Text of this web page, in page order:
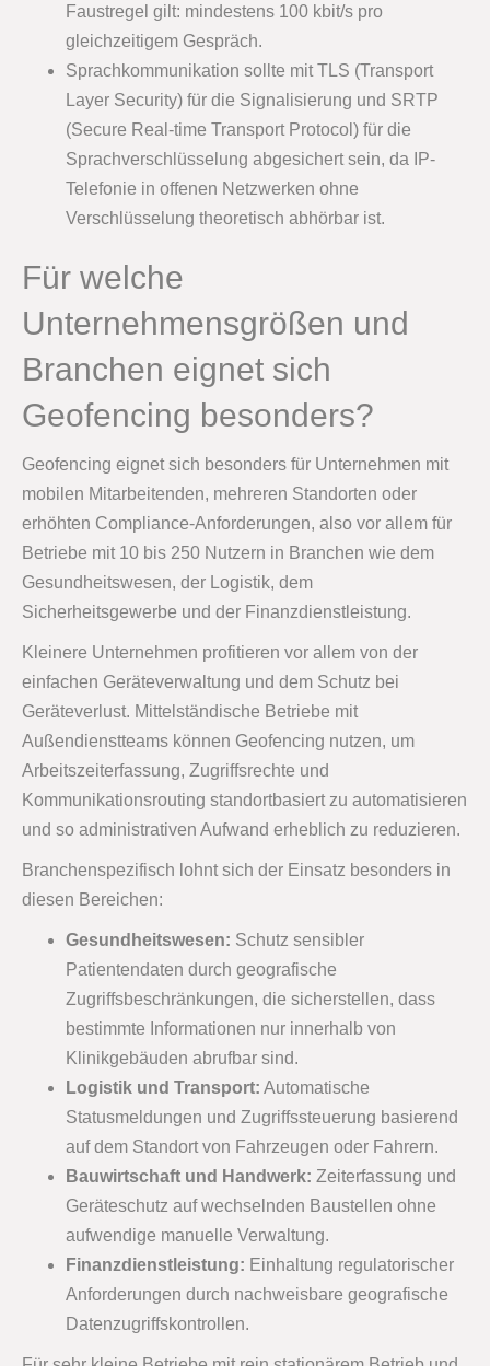
Faustregel gilt: mindestens 100 kbit/s pro
gleichzeitigem Gespräch.
Sprachkommunikation sollte mit TLS (Transport
Layer Security) für die Signalisierung und SRTP
(Secure Real-time Transport Protocol) für die
Sprachverschlüsselung abgesichert sein, da IP-
Telefonie in offenen Netzwerken ohne
Verschlüsselung theoretisch abhörbar ist.
Für welche
Unternehmensgrößen und
Branchen eignet sich
Geofencing besonders?
Geofencing eignet sich besonders für Unternehmen mit
mobilen Mitarbeitenden, mehreren Standorten oder
erhöhten Compliance-Anforderungen, also vor allem für
Betriebe mit 10 bis 250 Nutzern in Branchen wie dem
Gesundheitswesen, der Logistik, dem
Sicherheitsgewerbe und der Finanzdienstleistung.
Kleinere Unternehmen profitieren vor allem von der
einfachen Geräteverwaltung und dem Schutz bei
Geräteverlust. Mittelständische Betriebe mit
Außendienstteams können Geofencing nutzen, um
Arbeitszeiterfassung, Zugriffsrechte und
Kommunikationsrouting standortbasiert zu automatisieren
und so administrativen Aufwand erheblich zu reduzieren.
Branchenspezifisch lohnt sich der Einsatz besonders in
diesen Bereichen:
Gesundheitswesen: Schutz sensibler
Patientendaten durch geografische
Zugriffsbeschränkungen, die sicherstellen, dass
bestimmte Informationen nur innerhalb von
Klinikgebäuden abrufbar sind.
Logistik und Transport: Automatische
Statusmeldungen und Zugriffssteuerung basierend
auf dem Standort von Fahrzeugen oder Fahrern.
Bauwirtschaft und Handwerk: Zeiterfassung und
Geräteschutz auf wechselnden Baustellen ohne
aufwendige manuelle Verwaltung.
Finanzdienstleistung: Einhaltung regulatorischer
Anforderungen durch nachweisbare geografische
Datenzugriffskontrollen.